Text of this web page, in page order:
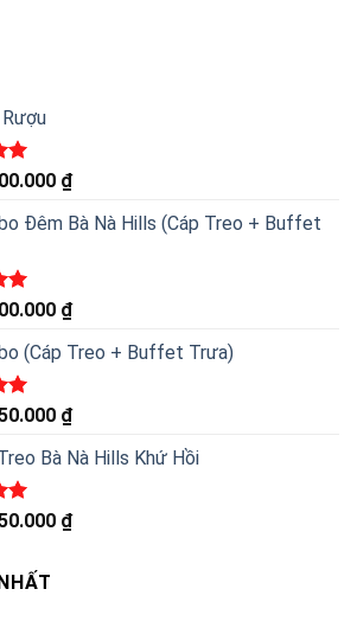
₫
Đêm Bà Nà Hills (Cáp Treo + Buffet
₫
(Cáp Treo + Buffet Trưa)
₫
Bà Nà Hills Khứ Hồi
₫